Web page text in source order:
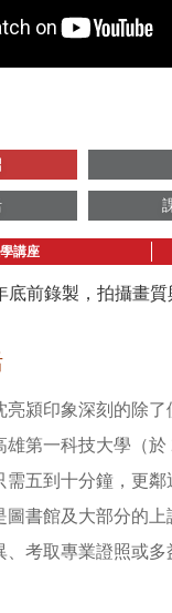
講座
底前錄製，拍攝畫
亮潁印象深刻的除
雄第一科技大學（
需五到十分鐘，更
圖書館及大部分的
、考取專業證照或